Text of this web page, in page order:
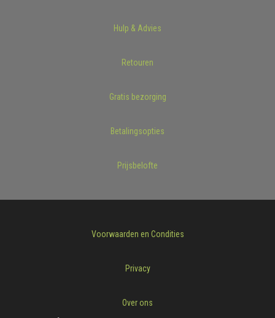
Hulp & Advies
Retouren
Gratis bezorging
Betalingsopties
Prijsbelofte
Voorwaarden en Condities
Privacy
Over ons